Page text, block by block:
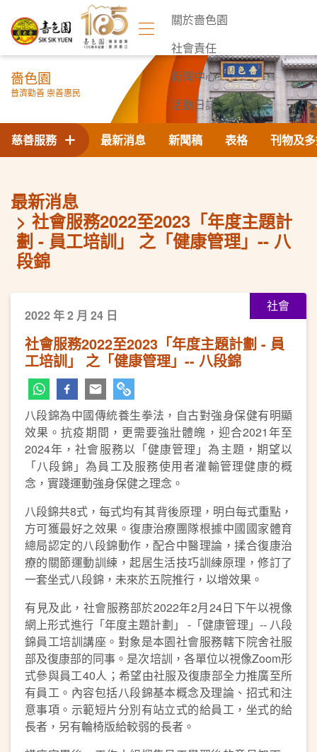
關於嗇色園
社會責任
新聞中心
活動日誌
聯絡我們
嗇色園
普濟勸善 崇善惠民
最新消息 新聞稿 表格 刊物及
慈善服務
最新消息
社會服務2022至2023「年度主題計
劃 - 員工培訓」 之「健康管理」-- 八
段錦
社會
2022 年 2 月 24 日
社會服務2022至2023「年度主題計劃 - 員
工培訓」 之「健康管理」-- 八段錦
八段錦為中國傳統養生拳法，自古對強身保健有明顯
效果。抗疫期間，更需要強壯體魄，迎合2021年至
2024年，社會服務以「健康管理」為主題，期望以
「八段錦」為員工及服務使用者灌輸管理健康的概
念，實踐運動強身保健之理念。
八段錦共8式，每式均有其背後原理，明白每式重點，
方可獲最好之效果。復康治療團隊根據中國國家體育
總局認定的八段錦動作，配合中醫理論，揉合復康治
療的關節運動訓練，起居生活技巧訓練原理，修訂了
一套坐式八段錦，未來於五院推行，以增效果。
有見及此，社會服務部於2022年2月24日下午以視像
網上形式進行「年度主題計劃」 -「健康管理」-- 八段
錦員工培訓講座。對象是本園社會服務轄下院舍社服
部及復康部的同事。是次培訓，各單位以視像Zoom形
式參與員工40人；希望由社服及復康部全力推廣至所
有員工。內容包括八段錦基本概念及理論、招式和注
意事項。示範短片分別有站立式的給員工，坐式的給
長者，另有輪椅版給較弱的長者。